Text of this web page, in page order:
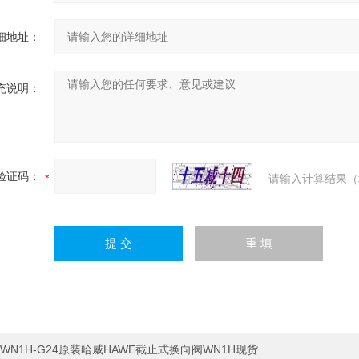
地址：
说明：
证码： 请输入计算结果
WN1H-G24原装哈威HAWE截止式换向阀WN1H现货